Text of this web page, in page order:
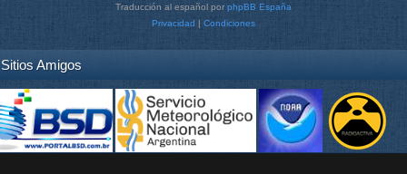
Traducción al español por phpBB España
Privacidad | Condiciones
Sitios Amigos